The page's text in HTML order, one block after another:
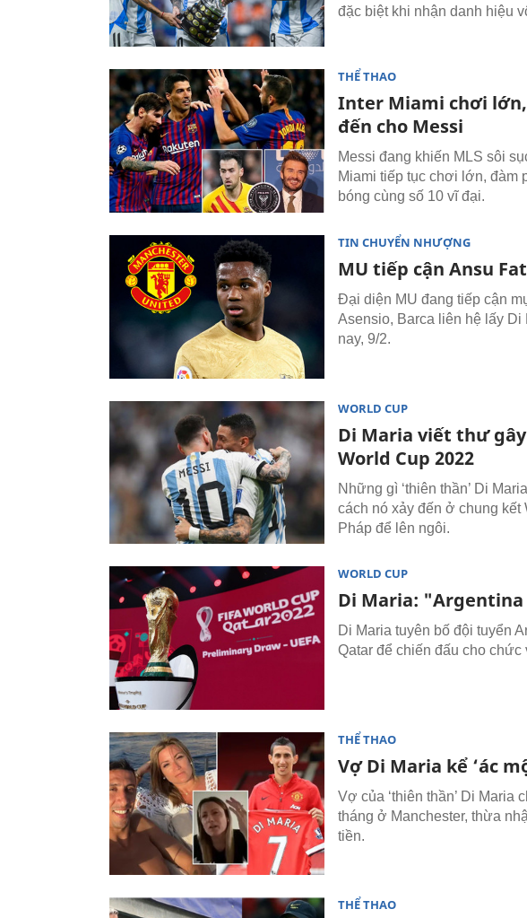
đặc biệt khi nhận danh hiệu
THỂ THAO
Inter Miami chơi
đến cho Messi
Messi đang khiến MLS sôi
Miami tiếp tục chơi lớn, đàm
bóng cùng số 10 vĩ đại.
TIN CHUYỂN NHƯỢNG
MU tiếp cận Ansu
Đại diện MU đang tiếp cận
Asensio, Barca liên hệ lấy
nay, 9/2.
WORLD CUP
Di Maria viết thư
World Cup 2022
Những gì ‘thiên thần’ Di
cách nó xảy đến ở chung
Pháp để lên ngôi.
WORLD CUP
Di Maria:
Di Maria tuyên bố đội tuyển
Qatar để chiến đấu cho chức
THỂ THAO
Vợ Di Maria kể ‘ác
Vợ của ‘thiên thần’ Di Maria
tháng ở Manchester, thừa
tiền.
THỂ THAO